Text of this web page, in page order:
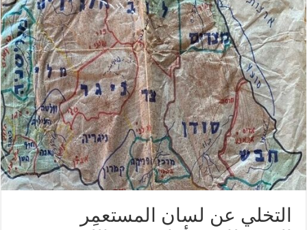
التخلي عن لسان المستعمِر